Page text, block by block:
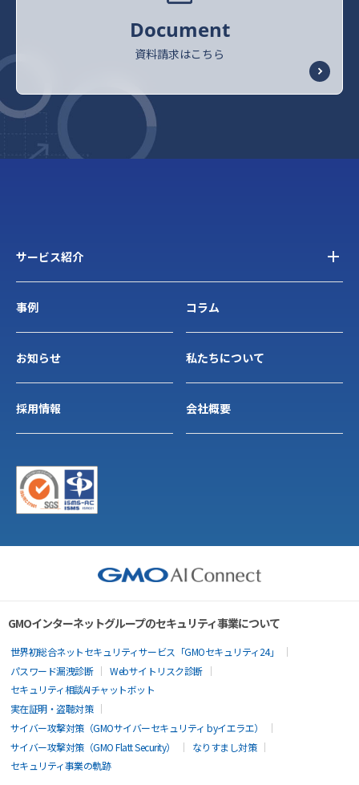
Document
資料請求はこちら
サービス紹介
事例 コラム
お知らせ 私たちについて
採用情報 会社概要
GMOインターネットグループのセキュリティ事業について
世界初総合ネットセキュリティサービス「GMOセキュリティ24」
パスワード漏洩診断
Webサイトリスク診断
セキュリティ相談AIチャットボット
実在証明・盗聴対策
サイバー攻撃対策（GMOサイバーセキュリティ byイエラエ）
サイバー攻撃対策（GMO Flatt Security）
なりすまし対策
セキュリティ事業の軌跡